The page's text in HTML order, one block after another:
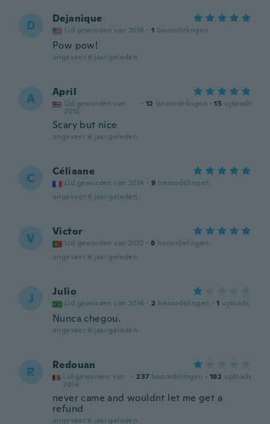
D Dejanique
Lid geworden van 2016 · 1 beoordelingen
Pow pow!
ongeveer 6 jaar geleden
A April
Lid geworden van
2016
· 12 beoordelingen · 15 uploads
Scary but nice
ongeveer 6 jaar geleden
C Céliaane
Lid geworden van 2014 · 9 beoordelingen
ongeveer 6 jaar geleden
V Victor
Lid geworden van 2012 · 8 beoordelingen
ongeveer 6 jaar geleden
J Julio
Lid geworden van 2016 · 2 beoordelingen · 1 uploads
Nunca chegou.
ongeveer 6 jaar geleden
R Redouan
Lid geworden van
2014
· 237 beoordelingen · 182 uploads
never came and wouldnt let me get a
refund
ongeveer 6 jaar geleden